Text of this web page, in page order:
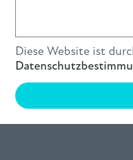
Diese Website ist